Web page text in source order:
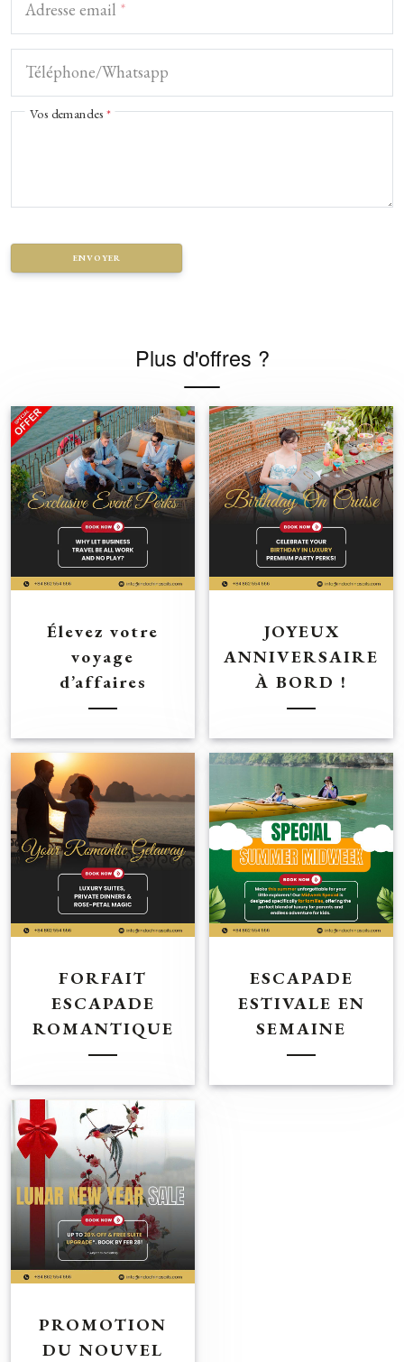
Adresse email *
Téléphone/Whatsapp
Vos demandes*
ENVOYER
Plus d'offres ?
Élevez votre
voyage
d’affaires
JOYEUX
ANNIVERSAIRE
À BORD !
FORFAIT
ESCAPADE
ROMANTIQUE
ESCAPADE
ESTIVALE EN
SEMAINE
PROMOTION
DU NOUVEL